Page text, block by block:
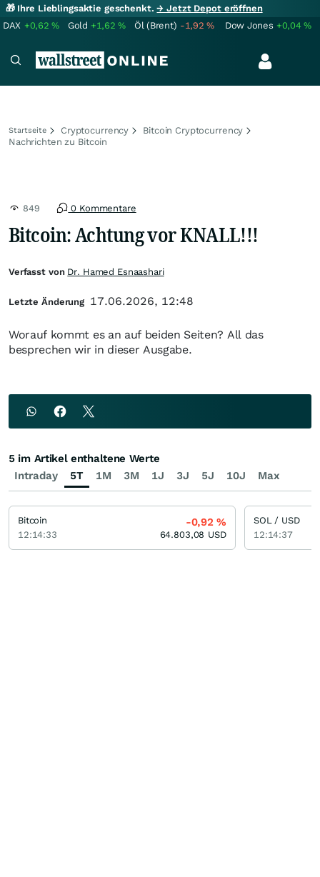
🎁 Ihre Lieblingsaktie geschenkt.→ Jetzt Depot eröffnen
DAX +0,62% Gold +1,62% Öl (Brent) -1,92% Dow Jones +0,04%
Startseite Cryptocurrency
Bitcoin Cryptocurrency
Nachrichten zu Bitcoin
849 0 Kommentare
Bitcoin: Achtung vor KNALL!!!
Worauf kommt es an auf beiden Seiten? All das
besprechen wir in dieser Ausgabe.
Verfasst von Dr. Hamed Esnaashari
Letzte Änderung 17.06.2026, 12:48
Intraday 5T 1M 3M 1J 3J 5J 10J Max
5 im Artikel enthaltene Werte
Bitcoin
12:14:33
-0,92%
64.803,08 USD
SOL / USD
12:14:37